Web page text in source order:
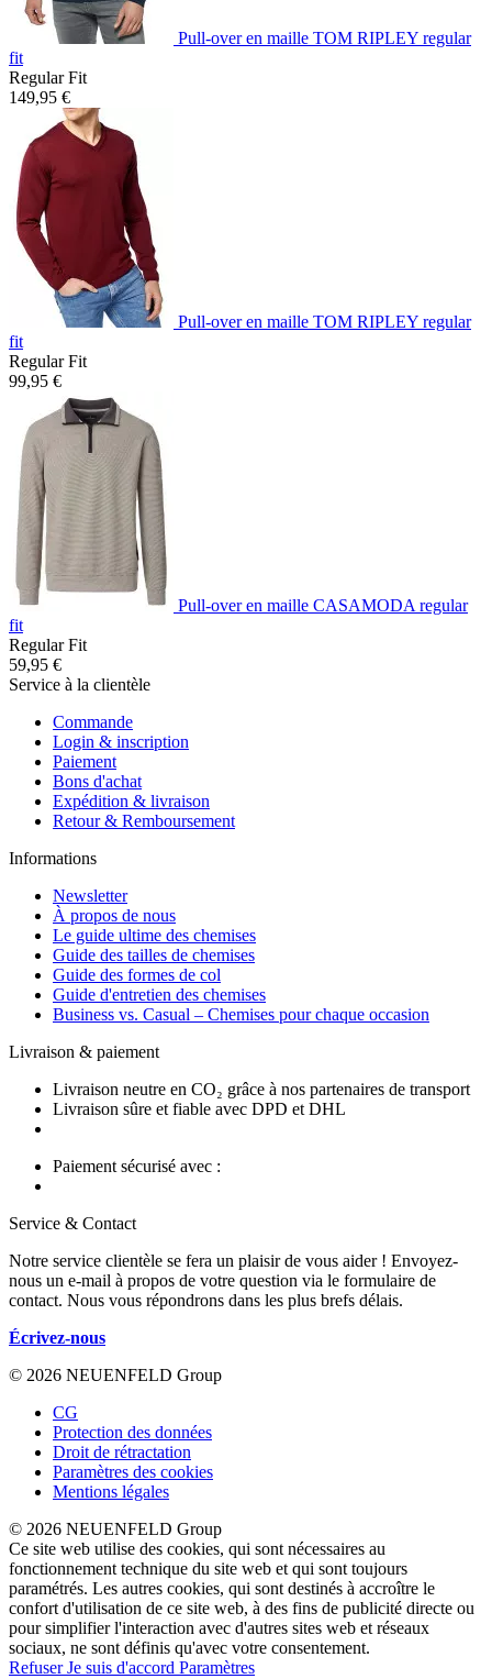
Pull-over en maille TOM RIPLEY regular
fit
Regular Fit
149,95 €
Pull-over en maille TOM RIPLEY regular
fit
Regular Fit
99,95 €
Pull-over en maille CASAMODA regular
fit
Regular Fit
59,95 €
Service à la clientèle
Commande
Login & inscription
Paiement
Bons d'achat
Expédition & livraison
Retour & Remboursement
Informations
Newsletter
À propos de nous
Le guide ultime des chemises
Guide des tailles de chemises
Guide des formes de col
Guide d'entretien des chemises
Business vs. Casual – Chemises pour chaque occasion
Livraison & paiement
Livraison neutre en CO₂ grâce à nos partenaires de transport
Livraison sûre et fiable avec DPD et DHL
Paiement sécurisé avec :
Service & Contact
Notre service clientèle se fera un plaisir de vous aider ! Envoyez-
nous un e-mail à propos de votre question via le formulaire de
contact. Nous vous répondrons dans les plus brefs délais.
Écrivez-nous
© 2026 NEUENFELD Group
CG
Protection des données
Droit de rétractation
Paramètres des cookies
Mentions légales
© 2026 NEUENFELD Group
Ce site web utilise des cookies, qui sont nécessaires au
fonctionnement technique du site web et qui sont toujours
paramétrés. Les autres cookies, qui sont destinés à accroître le
confort d'utilisation de ce site web, à des fins de publicité directe ou
pour simplifier l'interaction avec d'autres sites web et réseaux
sociaux, ne sont définis qu'avec votre consentement.
RefuserJe suis d'accord Paramètres